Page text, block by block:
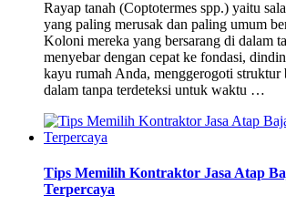
Rayap tanah (Coptotermes spp.) yaitu
yang paling merusak dan paling umum
Koloni mereka yang bersarang di dalam
menyebar dengan cepat ke fondasi,
kayu rumah Anda, menggerogoti struktur
dalam tanpa terdeteksi untuk waktu …
Tips Memilih Kontraktor Jasa Atap
Terpercaya